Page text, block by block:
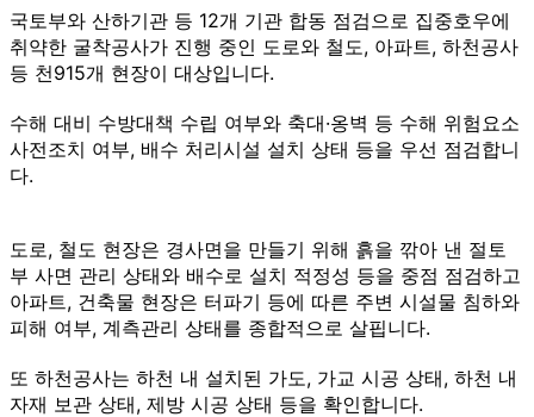
국토부와 산하기관 등 12개 기관 합동 점검으로 집중호우에
취약한 굴착공사가 진행 중인 도로와 철도, 아파트, 하천공사
등 천915개 현장이 대상입니다.
수해 대비 수방대책 수립 여부와 축대·옹벽 등 수해 위험요소
사전조치 여부, 배수 처리시설 설치 상태 등을 우선 점검합니
다.
도로, 철도 현장은 경사면을 만들기 위해 흙을 깎아 낸 절토
부 사면 관리 상태와 배수로 설치 적정성 등을 중점 점검하고
아파트, 건축물 현장은 터파기 등에 따른 주변 시설물 침하와
피해 여부, 계측관리 상태를 종합적으로 살핍니다.
또 하천공사는 하천 내 설치된 가도, 가교 시공 상태, 하천 내
자재 보관 상태, 제방 시공 상태 등을 확인합니다.